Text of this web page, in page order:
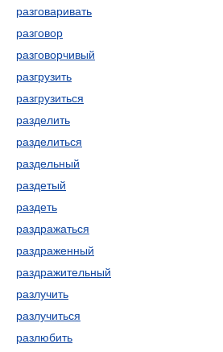
разговаривать
разговор
разговорчивый
разгрузить
разгрузиться
разделить
разделиться
раздельный
раздетый
раздеть
раздражаться
раздраженный
раздражительный
разлучить
разлучиться
разлюбить